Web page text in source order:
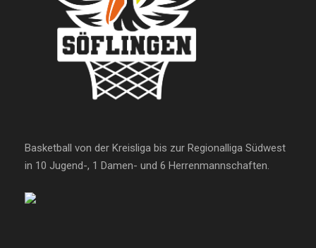
Basketball von der Kreisliga bis zur Regionalliga Südwest
in 10 Jugend-, 1 Damen- und 6 Herrenmannschaften.